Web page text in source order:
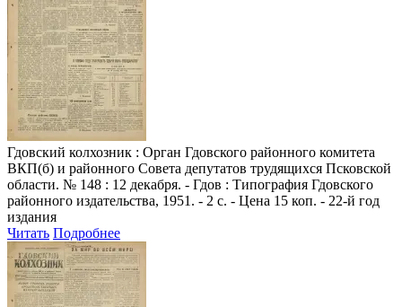
Гдовский колхозник : Орган Гдовского районного комитета
ВКП(б) и районного Совета депутатов трудящихся Псковской
области. № 148 : 12 декабря. - Гдов : Типография Гдовского
районного издательства, 1951. - 2 с. - Цена 15 коп. - 22-й год
издания
Читать Подробнее